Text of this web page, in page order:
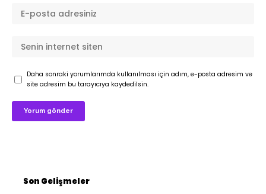
Daha sonraki yorumlarımda kullanılması için adım, e-posta adresim ve
site adresim bu tarayıcıya kaydedilsin.
Son Gelişmeler